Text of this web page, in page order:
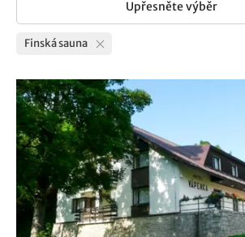
Upřesněte výběr
Finská sauna